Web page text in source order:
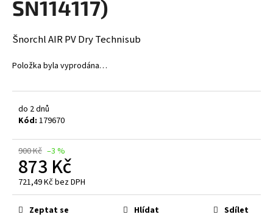
SN114117)
Šnorchl AIR PV Dry Technisub
Položka byla vyprodána…
do 2 dnů
Kód: 179670
900 Kč –3 %
873 Kč
721,49 Kč bez DPH
Měrná
cena:Zeptat se Hlídat Sdílet
a
j
í
t
HLEDAT
D
o